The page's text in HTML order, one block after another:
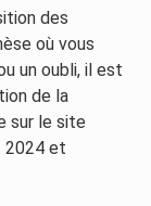
des
où vous
un oubli, il est
de la
sur le site
2024 et